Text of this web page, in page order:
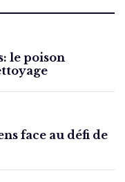
le poison
face au défi de